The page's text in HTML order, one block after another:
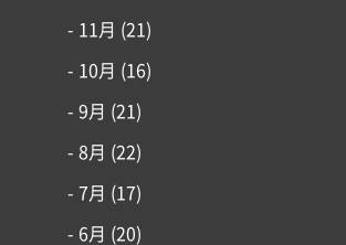
- 11月 (21)
- 10月 (16)
- 9月 (21)
- 8月 (22)
- 7月 (17)
- 6月 (20)